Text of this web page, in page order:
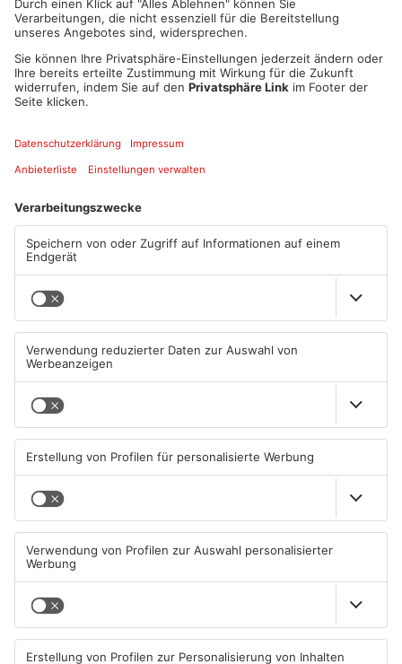
ANZEIGE
Mehr aus Sport
Sportergebnisse: TV
Großwallstadt unterliegt
Rhein-Neckar Löwen
08.08.2026, 09:13 UHR IN SPORT
Fußball: Viktoria
Aschaffenburg verliert
05.08.2026, 04:30 UHR IN SPORT
Sportergebnisse: TV
Großwallstadt gewinnt den
Untermain-Cup
Traumstart – Alzenau und
Offenbach verlieren